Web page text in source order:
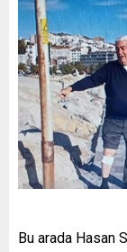
Bu arada Hasan